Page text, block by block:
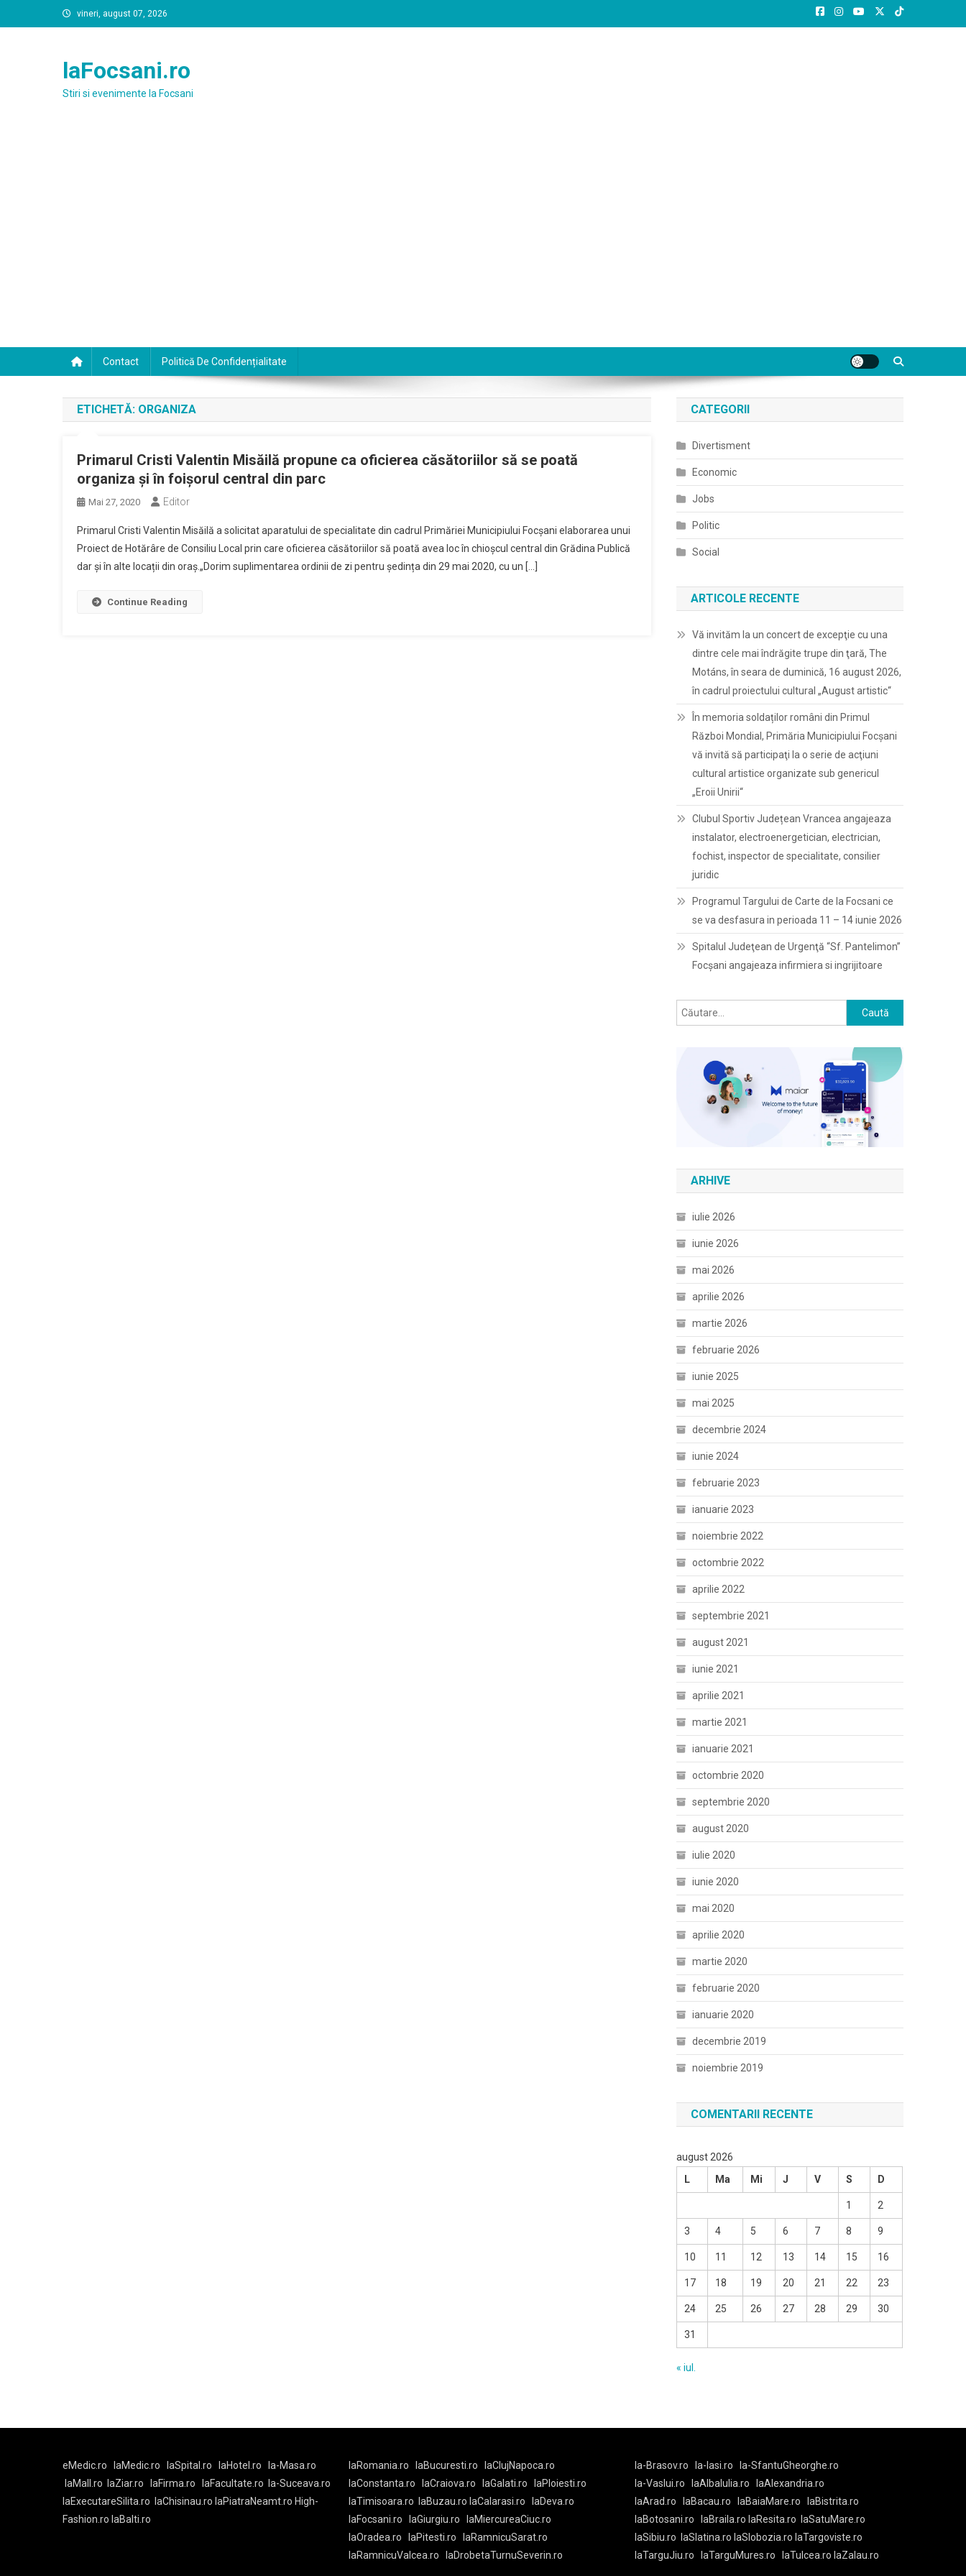
to
vineri, august 07, 2026
laFocsani.ro
Stiri si evenimente la Focsani
Contact Politică De Confidențialitate
ETICHETĂ: ORGANIZA
Primarul Cristi Valentin Misăilă propune ca oficierea căsătoriilor să se poată
organiza și în foișorul central din parc
Mai 27, 2020 Editor
Primarul Cristi Valentin Misăilă a solicitat aparatului de specialitate din cadrul Primăriei Municipiului Focșani elaborarea unui
Proiect de Hotărâre de Consiliu Local prin care oficierea căsătoriilor să poată avea loc în chioșcul central din Grădina Publică
dar și în alte locații din oraș.„Dorim suplimentarea ordinii de zi pentru ședința din 29 mai 2020, cu un […]
Continue Reading
CATEGORII
Divertisment
Economic
Jobs
Politic
Social
ARTICOLE RECENTE
Vă invităm la un concert de excepţie cu una
dintre cele mai îndrăgite trupe din ţară, The
Motáns, în seara de duminică, 16 august 2026,
în cadrul proiectului cultural „August artistic“
În memoria soldaților români din Primul
Război Mondial, Primăria Municipiului Focșani
vă invită să participaţi la o serie de acţiuni
cultural artistice organizate sub genericul
„Eroii Unirii“
Clubul Sportiv Județean Vrancea angajeaza
instalator, electroenergetician, electrician,
fochist, inspector de specialitate, consilier
juridic
Programul Targului de Carte de la Focsani ce
se va desfasura in perioada 11 – 14 iunie 2026
Spitalul Judeţean de Urgenţă “Sf. Pantelimon”
Focşani angajeaza infirmiera si ingrijitoare
Caută
după:
ARHIVE
iulie 2026
iunie 2026
mai 2026
aprilie 2026
martie 2026
februarie 2026
iunie 2025
mai 2025
decembrie 2024
iunie 2024
februarie 2023
ianuarie 2023
noiembrie 2022
octombrie 2022
aprilie 2022
septembrie 2021
august 2021
iunie 2021
aprilie 2021
martie 2021
ianuarie 2021
octombrie 2020
septembrie 2020
august 2020
iulie 2020
iunie 2020
mai 2020
aprilie 2020
martie 2020
februarie 2020
ianuarie 2020
decembrie 2019
noiembrie 2019
COMENTARII RECENTE
august 2026
L
Ma Mi J V S D
1 2
3 4 5 6 7 8 9
10 11 12 13 14 15 16
17 18 19 20 21 22 23
24 25 26 27 28 29 30
31
« iul.
eMedic.ro laMedic.ro laSpital.ro laHotel.ro
la-Masa.ro
laMall.ro
laZiar.ro laFirma.ro laFacultate.ro
la-Suceava.ro
laExecutareSilita.ro
laChisinau.ro laPiatraNeamt.ro High-
Fashion.ro laBalti.ro
laRomania.ro laBucuresti.ro
laClujNapoca.ro
laConstanta.ro
laCraiova.ro laGalati.ro
laPloiesti.ro
laTimisoara.ro
laBuzau.ro laCalarasi.ro
laDeva.ro
laFocsani.ro
laGiurgiu.ro
laMiercureaCiuc.ro
laOradea.ro
laPitesti.ro
laRamnicuSarat.ro
laRamnicuValcea.ro
laDrobetaTurnuSeverin.ro
la-Brasov.ro la-Iasi.ro
la-SfantuGheorghe.ro
la-Vaslui.ro
laAlbaIulia.ro
laAlexandria.ro
laArad.ro
laBacau.ro laBaiaMare.ro
laBistrita.ro
laBotosani.ro
laBraila.ro laResita.ro
laSatuMare.ro
laSibiu.ro
laSlatina.ro laSlobozia.ro laTargoviste.ro
laTarguJiu.ro
laTarguMures.ro laTulcea.ro laZalau.ro